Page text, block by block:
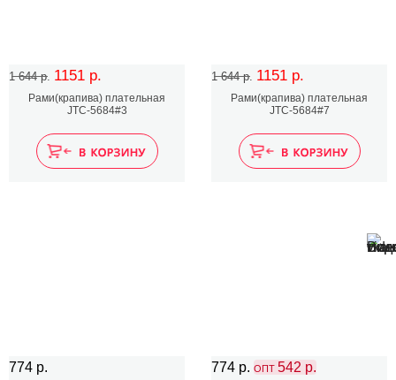
1 644 р. 1151 р.
Рами(крапива) плательная
JTC-5684#3
1 644 р. 1151 р.
Рами(крапива) плательная
JTC-5684#7
774 р. 774 р. ОПТ 542 р.